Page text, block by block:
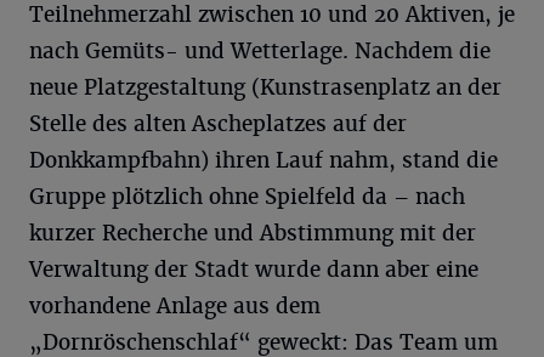
Teilnehmerzahl zwischen 10 und 20 Aktiven, je
nach Gemüts- und Wetterlage. Nachdem die
neue Platzgestaltung (Kunstrasenplatz an der
Stelle des alten Ascheplatzes auf der
Donkkampfbahn) ihren Lauf nahm, stand die
Gruppe plötzlich ohne Spielfeld da – nach
kurzer Recherche und Abstimmung mit der
Verwaltung der Stadt wurde dann aber eine
vorhandene Anlage aus dem
„Dornröschenschlaf“ geweckt: Das Team um